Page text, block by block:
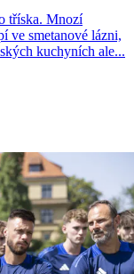
tříska. Mnozí
ve smetanové lázni,
kuchyních ale...